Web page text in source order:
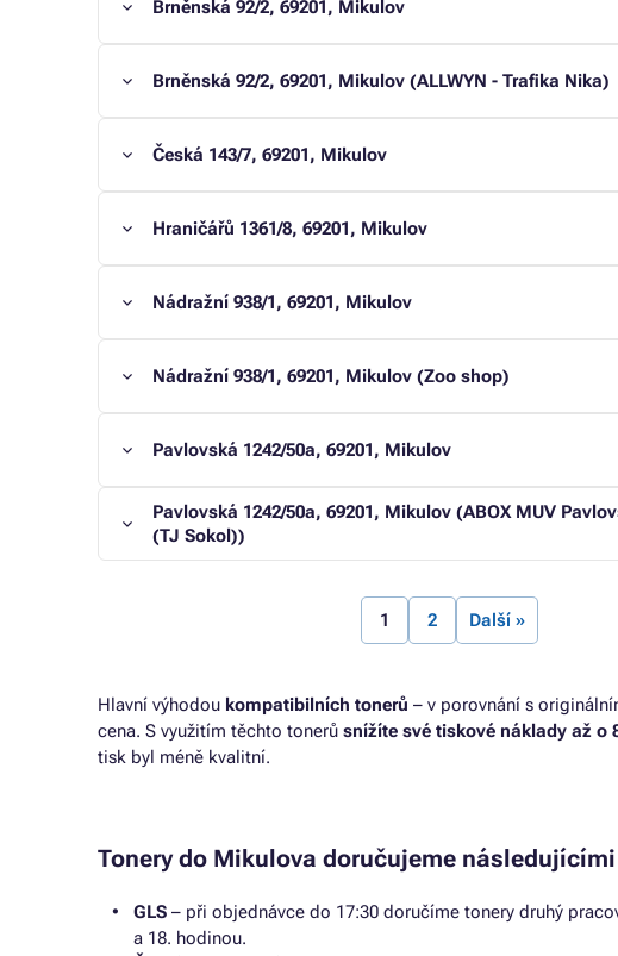
Brněnská 92/2, 69201, Mikulov
Brněnská 92/2, 69201, Mikulov (ALLWYN - Trafika Nika)
Česká 143/7, 69201, Mikulov
Hraničářů 1361/8, 69201, Mikulov
Nádražní 938/1, 69201, Mikulov
Nádražní 938/1, 69201, Mikulov (Zoo shop)
Pavlovská 1242/50a, 69201, Mikulov
Pavlovská 1242/50a, 69201, Mikulov (ABOX MUV
(TJ Sokol))
1 2 Další »
Hlavní výhodou kompatibilních tonerů – v porovnání s
cena. S využitím těchto tonerů snížíte své tiskové náklady až o
tisk byl méně kvalitní.
Tonery do Mikulova doručujeme
GLS – při objednávce do 17:30 doručíme tonery druhý
a 18. hodinou.